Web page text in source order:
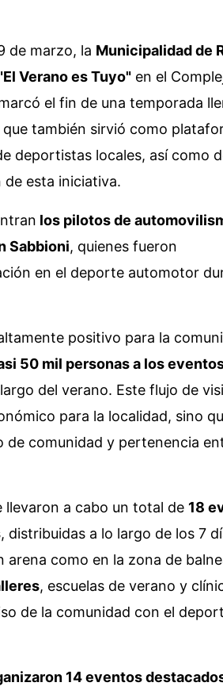
de marzo, la Municipalidad de
Verano es Tuyo" en el
el fin de una temporada
también sirvió como
deportistas locales, así como
de esta iniciativa.
los pilotos de
Sabbioni, quienes fueron
en el deporte automotor
positivo para la
50 mil personas a los
del verano. Este flujo de
para la localidad, sino
comunidad y pertenencia
llevaron a cabo un total de 18
, distribuidas a lo largo de los 7
como en la zona de
, escuelas de verano y
de la comunidad con el
14 eventos